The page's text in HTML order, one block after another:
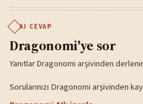
AI CEVAP
Dragonomi'ye sor
Yanıtlar Dragonomi arşivinden
Sorularınızı Dragonomi arşivinden